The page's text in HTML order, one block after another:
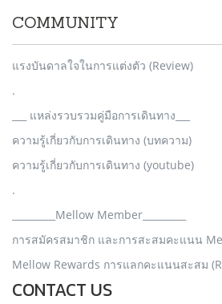
COMMUNITY
แรงบันดาลใจในการแต่งตัว (Review)
.
___ แหล่งรวบรวมคู่มือการเดินทาง___
ความรู้เกี่ยวกับการเดินทาง (บทความ)
ความรู้เกี่ยวกับการเดินทาง (youtube)
.
_________Mellow Member_________
การสมัครสมาชิก และการสะสมคะแนน
Mellow Rewards การแลกคะแนนสะสม
CONTACT US